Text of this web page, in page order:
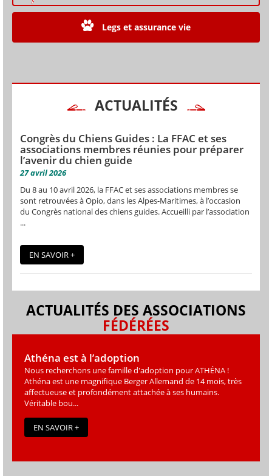
Legs et assurance vie
ACTUALITÉS
Congrès du Chiens Guides : La FFAC et ses
associations membres réunies pour préparer
l’avenir du chien guide
27 avril 2026
Du 8 au 10 avril 2026, la FFAC et ses associations membres se
sont retrouvées à Opio, dans les Alpes-Maritimes, à l’occasion
du Congrès national des chiens guides. Accueilli par l’association
...
EN SAVOIR +
ACTUALITÉS DES ASSOCIATIONS
FÉDÉRÉES
Athéna est à l’adoption
Nous recherchons une famille d'adoption pour ATHÉNA !
Athéna est une magniﬁque Berger Allemand de 14 mois, très
affectueuse et profondément attachée à ses humains.
Véritable bou...
EN SAVOIR +